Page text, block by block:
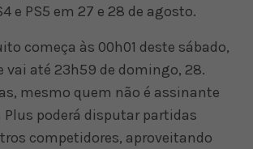
e PS5 em 27 e 28 de agosto.
começa às 00h01 deste sábado,
vai até 23h59 de domingo, 28.
mesmo quem não é assinante
Plus poderá disputar partidas
competidores, aproveitando